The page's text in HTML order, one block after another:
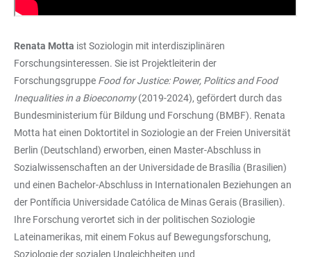
Renata Motta ist Soziologin mit interdisziplinären
Forschungsinteressen. Sie ist Projektleiterin der
Forschungsgruppe Food for Justice: Power, Politics and Food
Inequalities in a Bioeconomy(2019-2024), gefördert durch das
Bundesministerium für Bildung und Forschung (BMBF). Renata
Motta hat einen Doktortitel in Soziologie an der Freien Universität
Berlin (Deutschland) erworben, einen Master-Abschluss in
Sozialwissenschaften an der Universidade de Brasília (Brasilien)
und einen Bachelor-Abschluss in Internationalen Beziehungen an
der Pontíficia Universidade Católica de Minas Gerais (Brasilien).
Ihre Forschung verortet sich in der politischen Soziologie
Lateinamerikas, mit einem Fokus auf Bewegungsforschung,
Soziologie der sozialen Ungleichheiten und